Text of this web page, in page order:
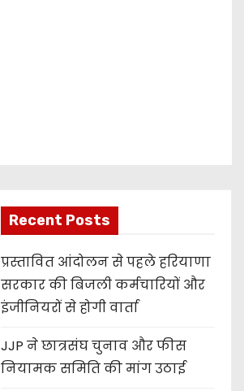
Recent Posts
प्रस्तावित आंदोलन से पहले हरियाणा
सरकार की बिजली कर्मचारियों और
इंजीनियरों से होगी वार्ता
JJP ने छात्रसंघ चुनाव और फीस
नियामक समिति की मांग उठाई